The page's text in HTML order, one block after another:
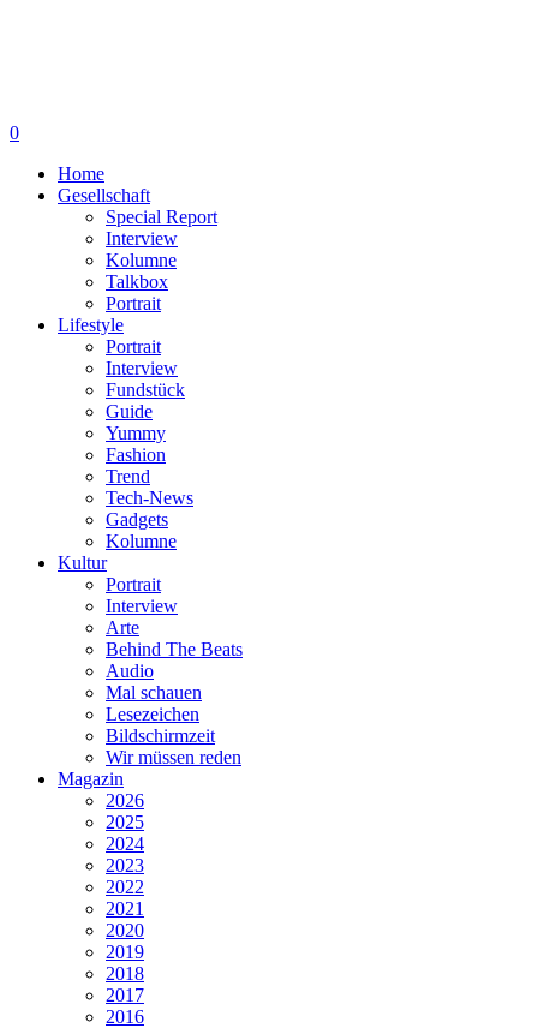
0
Home
Gesellschaft
Special Report
Interview
Kolumne
Talkbox
Portrait
Lifestyle
Portrait
Interview
Fundstück
Guide
Yummy
Fashion
Trend
Tech-News
Gadgets
Kolumne
Kultur
Portrait
Interview
Arte
Behind The Beats
Audio
Mal schauen
Lesezeichen
Bildschirmzeit
Wir müssen reden
Magazin
2026
2025
2024
2023
2022
2021
2020
2019
2018
2017
2016